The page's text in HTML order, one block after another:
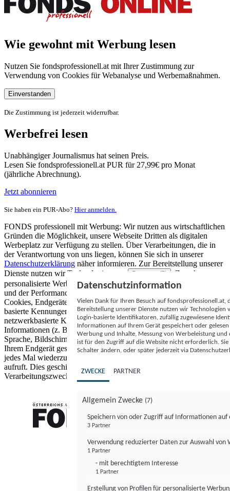
Wie gewohnt mit Werbung lesen
Nutzen Sie fondsprofessionell.at mit Ihrer Zustimmung zur
Verwendung von Cookies für Webanalyse und Werbemaßnahmen.
Einverstanden
Die Zustimmung ist jederzeit widerrufbar.
Werbefrei lesen
Unabhängiger Journalismus hat seinen Preis.
Lesen Sie fondsprofessionell.at PUR für 27,99€ pro Monat
(jährliche Abrechnung).
Jetzt abonnieren
Sie haben ein PUR-Abo? Hier anmelden.
FONDS professionell mit Werbung: Wir nutzen aus wirtschaftlichen
Gründen die Möglichkeit, unsere Webseite Dritten als digitalen
Werbeplatz zur Verfügung zu stellen. Über Verarbeitungen, die in
der Verantwortung von uns liegen, können Sie sich in unserer
Datenschutzerklärung näher informieren. Zur Bereitstellung unserer
Dienste nutzen wir Technologien von
Partnern (5)
. Zwecke:
personalisierte Werbung und Inhalte, Messung von Werbeleistung
und der Performance von Inhalten sowie Zielgruppenforschung.
Cookies, Endgeräte- oder ähnliche Online-Kennungen (z. B. login-
basierte Kennungen, zufällig generierte Kennungen,
netzwerkbasierte Kennungen) können zusammen mit anderen
Informationen (z. B. Browsertyp und Browserinformationen,
Sprache, Bildschirmgröße, unterstützte Technologien usw.) auf
Ihrem Endgerät gespeichert oder von dort ausgelesen werden, um es
jedes Mal wiederzuerkennen, wenn es eine App oder einer Webseite
aufruft. Dies geschieht für einen oder mehrere der hier aufgeführten
Verarbeitungszwecke.
Datenschutzinformation
Vielen Dank für Ihren Besuch auf
Bereitstellung unserer Dienste nutzen wir Technologien
Login-basierte Identifikatoren, zufällig zugewiesene
Informationen auf Ihrem Gerät gespeichert oder
Werbung und Inhalte, Messung von Werbeleistung
ist für den Zugriff auf die Website nicht erforderlich.
Schalter ändern, oder später jederzeit via
ZWECKE PARTNER
Allgemein Zwecke (7)
Speichern von oder Zugriff auf Informationen auf
3 Partner
Verwendung reduzierter Daten zur Auswahl von
1 Partner
- mit berechtigtem Interesse
1 Partner
Erstellung von Profilen für personalisierte
FONDS professionell